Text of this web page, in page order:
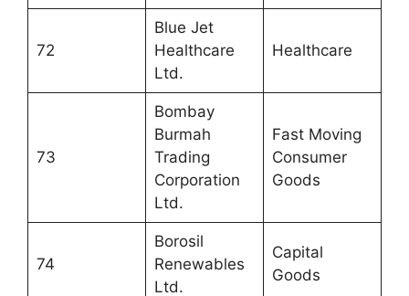
72
Blue Jet
Healthcare
Ltd.
Healthcare
73
Bombay
Burmah
Trading
Corporation
Ltd.
Fast Moving
Consumer
Goods
74
Borosil
Renewables
Ltd.
Capital
Goods